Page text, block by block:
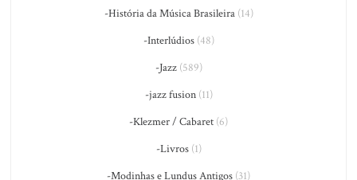
-História da Música Brasileira(14)
-Interlúdios(48)
-Jazz(589)
-jazz fusion(11)
-Klezmer / Cabaret (6)
-Livros(1)
-Modinhas e Lundus Antigos (31)